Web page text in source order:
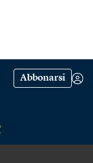
Abbonarsi